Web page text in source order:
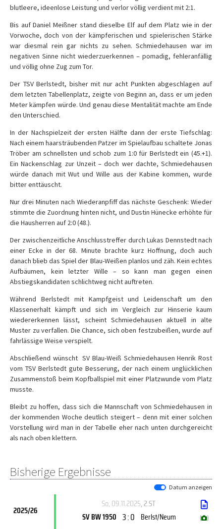
blutleere, ideenlose Leistung und verlor völlig verdient mit 2:1.
Bis auf Daniel Meißner stand dieselbe Elf auf dem Platz wie in der
Vorwoche, doch von der kämpferischen und spielerischen Stärke
war diesmal rein gar nichts zu sehen. Schmiedehausen war im
negativen Sinne nicht wiederzuerkennen – pomadig, fehleranfällig
und völlig ohne Zug zum Tor.
Der TSV Berlstedt, bisher mit nur acht Punkten abgeschlagen auf
dem letzten Tabellenplatz, zeigte von Beginn an, dass er um jeden
Meter kämpfen würde. Und genau diese Mentalität machte am Ende
den Unterschied.
In der Nachspielzeit der ersten Hälfte dann der erste Tiefschlag:
Nach einem haarsträubenden Patzer im Spielaufbau schaltete Jonas
Tröber am schnellsten und schob zum 1:0 für Berlstedt ein (45.+1).
Ein Nackenschlag zur Unzeit – doch wer dachte, Schmiedehausen
würde danach mit Wut und Wille aus der Kabine kommen, wurde
bitter enttäuscht.
Nur drei Minuten nach Wiederanpfiff das nächste Geschenk: Wieder
stimmte die Zuordnung hinten nicht, und Dustin Hünecke erhöhte für
die Hausherren auf 2:0 (48.).
Der zwischenzeitliche Anschlusstreffer durch Lukas Dennstedt nach
einer Ecke in der 68. Minute brachte kurz Hoffnung, doch auch
danach blieb das Spiel der Blau-Weißen planlos und zäh. Kein echtes
Aufbäumen, kein letzter Wille – so kann man gegen einen
Abstiegskandidaten schlichtweg nicht auftreten.
Während Berlstedt mit Kampfgeist und Leidenschaft um den
Klassenerhalt kämpft und sich im Vergleich zur Hinserie kaum
wiedererkennen lässt, scheint Schmiedehausen aktuell in alte
Muster zu verfallen. Die Chance, sich oben festzubeißen, wurde auf
fahrlässige Weise verspielt.
Abschließend wünscht SV Blau-Weiß Schmiedehausen Henrik Rost
vom TSV Berlstedt gute Besserung, der nach einem unglücklichen
Zusammenstoß beim Kopfballspiel mit einer Platzwunde vom Platz
musste.
Bleibt zu hoffen, dass sich die Mannschaft von Schmiedehausen in
der kommenden Woche deutlich steigert – denn mit einer solchen
Vorstellung wird man in der Tabelle eher nach unten durchgereicht
als nach oben klettern.
Bisherige Ergebnisse
Datum anzeigen
2025/26
So, 09.11.2025, 2.ST
SV BW 1950 3 : 0 Berlst/Neum ( )